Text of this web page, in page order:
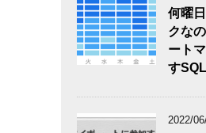
何曜
クな
ート
すSQL
2022/